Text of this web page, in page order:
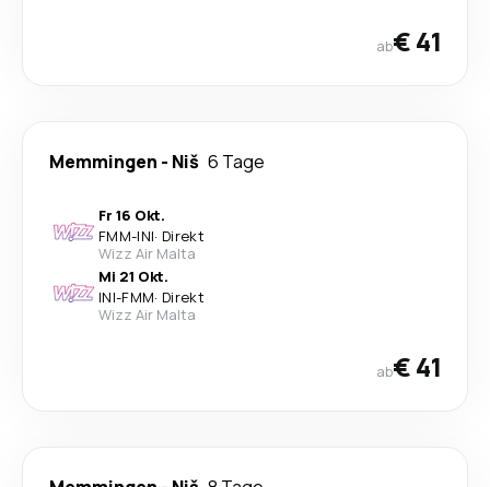
ab€ 41
Memmingen - Niš 6 Tage
Fr 16 Okt.
FMM-INI· Direkt
Wizz Air Malta
Mi 21 Okt.
INI-FMM· Direkt
Wizz Air Malta
ab€ 41